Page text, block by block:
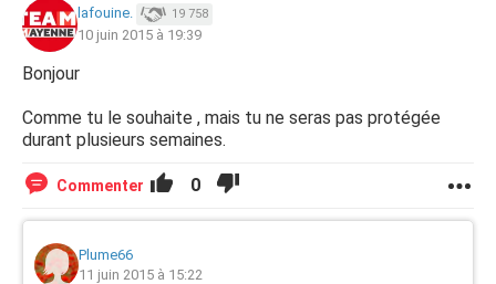
lafouine. 19 758
10 juin 2015 à 19:39
Bonjour
Comme tu le souhaite , mais tu ne seras pas protégée
durant plusieurs semaines.
Commenter 0
Plume66
11 juin 2015 à 15:22